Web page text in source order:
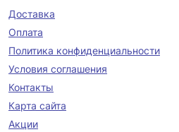
Доставка
Оплата
Политика конфиденциальности
Условия соглашения
Контакты
Карта сайта
Акции